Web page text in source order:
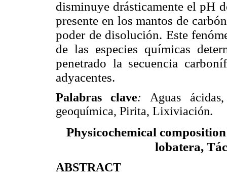
disminuye drásticamente el pH
presente en los mantos de
poder de disolución. Este
de las especies químicas
penetrado la secuencia
adyacentes.
Palabras clave:Aguas
geoquímica, Pirita, Lixiviación.
Physicochemical
lobatera,
ABSTRACT